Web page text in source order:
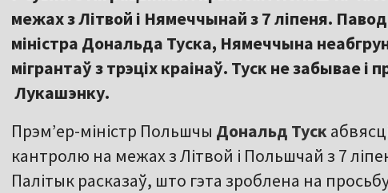
межах з Літвой і Нямеччынай з 7 ліпеня.
міністра Дональда Туска, Нямеччына
мігрантаў з трэціх краінаў. Туск не забывае і
Лукашэнку.
Прэм’ер-міністр Польшчы Дональд Туск
кантролю на межах з Літвой і Польшчай з 7
Палітык расказаў, што гэта зроблена на